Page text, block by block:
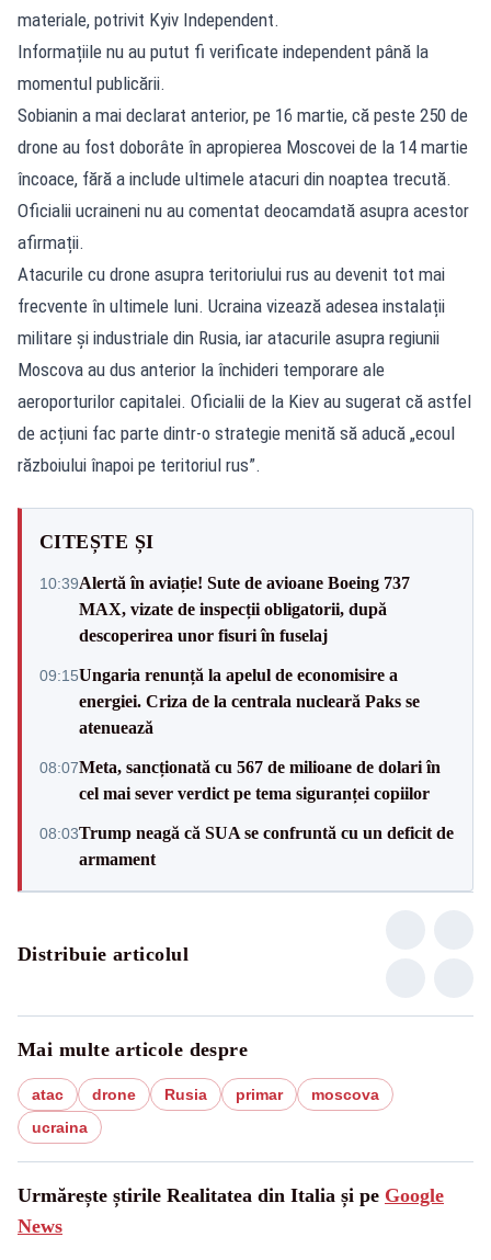
materiale, potrivit Kyiv Independent.
Informațiile nu au putut fi verificate independent până la
momentul publicării.
Sobianin a mai declarat anterior, pe 16 martie, că peste 250 de
drone au fost doborâte în apropierea Moscovei de la 14 martie
încoace, fără a include ultimele atacuri din noaptea trecută.
Oficialii ucraineni nu au comentat deocamdată asupra acestor
afirmații.
Atacurile cu drone asupra teritoriului rus au devenit tot mai
frecvente în ultimele luni. Ucraina vizează adesea instalații
militare și industriale din Rusia, iar atacurile asupra regiunii
Moscova au dus anterior la închideri temporare ale
aeroporturilor capitalei. Oficialii de la Kiev au sugerat că astfel
de acțiuni fac parte dintr-o strategie menită să aducă „ecoul
războiului înapoi pe teritoriul rus”.
CITEȘTE ȘI
10:39Alertă în aviație! Sute de avioane Boeing 737
MAX, vizate de inspecții obligatorii, după
descoperirea unor fisuri în fuselaj
09:15Ungaria renunță la apelul de economisire a
energiei. Criza de la centrala nucleară Paks se
atenuează
08:07Meta, sancționată cu 567 de milioane de dolari în
cel mai sever verdict pe tema siguranței copiilor
08:03Trump neagă că SUA se confruntă cu un deficit de
armament
Distribuie articolul
Mai multe articole despre
atac drone Rusia primar
moscova
ucraina
Urmărește știrile Realitatea din Italia și pe Google
News